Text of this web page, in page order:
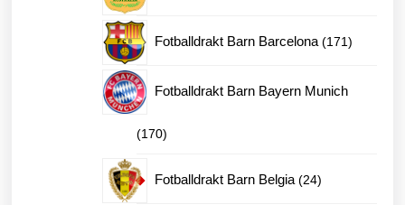
Fotballdrakt Barn Barcelona 171171
Fotballdrakt Barn Bayern Munich
170170
produkter
Fotballdrakt Barn Belgia 2424